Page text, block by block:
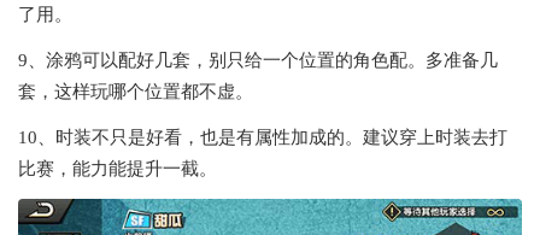
了用。
9、涂鸦可以配好几套，别只给一个位置的角色配。多准备几
套，这样玩哪个位置都不虚。
10、时装不只是好看，也是有属性加成的。建议穿上时装去打
比赛，能力能提升一截。